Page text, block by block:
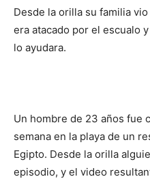
Desde la orilla su familia
era atacado por el escualo
lo ayudara.
Un hombre de 23 años fue
semana en la playa de un
Egipto. Desde la orilla
episodio, y el video